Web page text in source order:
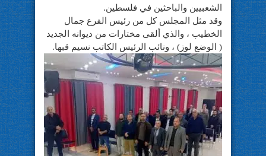
الشعبيين والباحثين في فلسطين.
وقد مثل المجلس كل من رئيس الفرع جمال
الخطيب ، والذي ألقى مختارات من ديوانه الجديد
( الوضع لوز) ، ونائب الرئيس الكاتب نسيم قبها.